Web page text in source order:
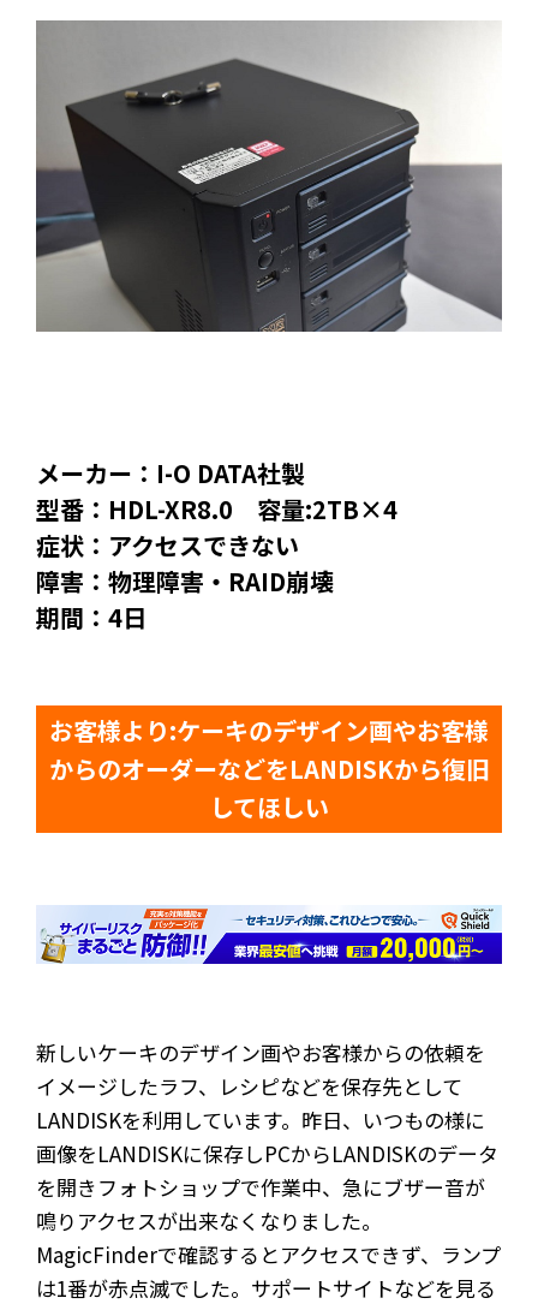
メーカー：I-O DATA社製
型番：HDL-XR8.0 容量:2TB×4
症状：アクセスできない
障害：物理障害・RAID崩壊
期間：4日
お客様より:ケーキのデザイン画やお客様
からのオーダーなどをLANDISKから復旧
してほしい
新しいケーキのデザイン画やお客様からの依頼を
イメージしたラフ、レシピなどを保存先として
LANDISKを利用しています。昨日、いつもの様に
画像をLANDISKに保存しPCからLANDISKのデータ
を開きフォトショップで作業中、急にブザー音が
鳴りアクセスが出来なくなりました。
MagicFinderで確認するとアクセスできず、ランプ
は1番が赤点滅でした。サポートサイトなどを見る